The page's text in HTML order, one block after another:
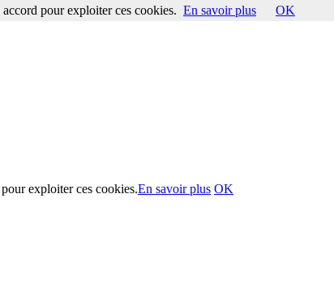
exploiter ces cookies.En savoir plus OK
pour exploiter ces cookies. En savoir plus OK